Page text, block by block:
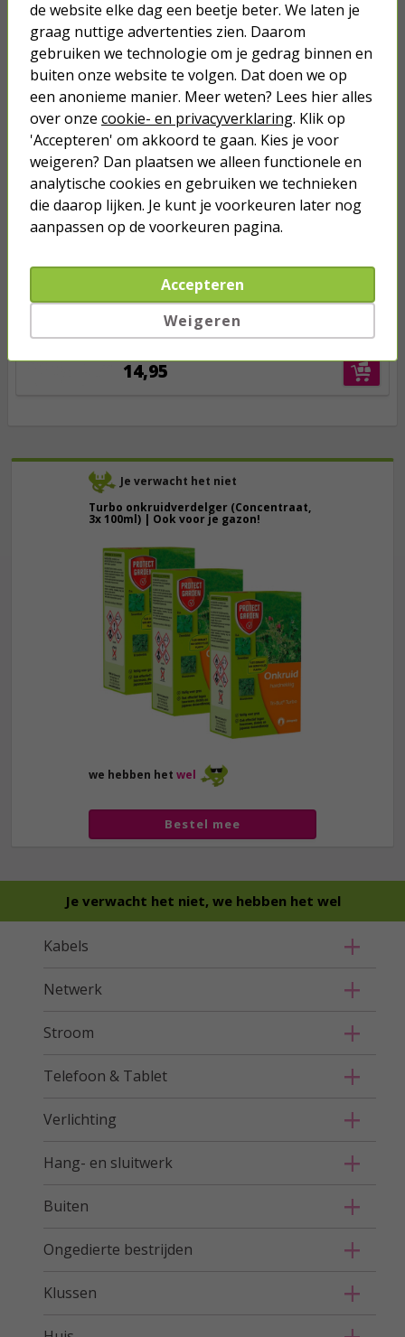
Je verwacht het niet
Turbo onkruidverdelger (Concentraat,
3x 100ml) | Ook voor je gazon!
we hebben het wel
Bestel mee
Anderen kochten ook...
Netwerkkabel | Cat6 S/FTP | 50
meter (100% koper, LSZH, Grijs)
33,95
Netwerkkabel | Cat6 S/FTP | 10
meter (100% koper, LSZH, Grijs)
Netwerkkabel | Cat6 S/FTP | 20
meter (100% koper, LSZH, Grijs)
14,95
Je verwacht het niet, we hebben het wel
Kabels
Netwerk
Stroom
Telefoon & Tablet
Verlichting
Hang- en sluitwerk
Buiten
Ongedierte bestrijden
Klussen
de website elke dag een beetje beter. We laten je
graag nuttige advertenties zien. Daarom
gebruiken we technologie om je gedrag binnen en
buiten onze website te volgen. Dat doen we op
een anonieme manier. Meer weten? Lees hier alles
over onze cookie- en privacyverklaring. Klik op
'Accepteren' om akkoord te gaan. Kies je voor
weigeren? Dan plaatsen we alleen functionele en
analytische cookies en gebruiken we technieken
die daarop lijken. Je kunt je voorkeuren later nog
aanpassen op de voorkeuren pagina.
Accepteren
Weigeren